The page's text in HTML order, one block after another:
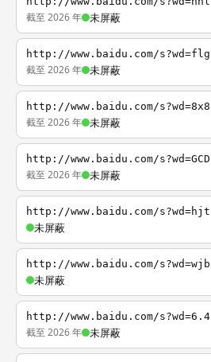
截至 2026 年 未屏蔽
http://www.baidu.com/s?wd=flg
截至 2026 年 未屏蔽
http://www.baidu.com/s?wd=8x8
截至 2026 年 未屏蔽
http://www.baidu.com/s?wd=GCD
截至 2026 年 未屏蔽
http://www.baidu.com/s?wd=hjt
未屏蔽
http://www.baidu.com/s?wd=wjb
未屏蔽
http://www.baidu.com/s?wd=6.4
截至 2026 年 未屏蔽